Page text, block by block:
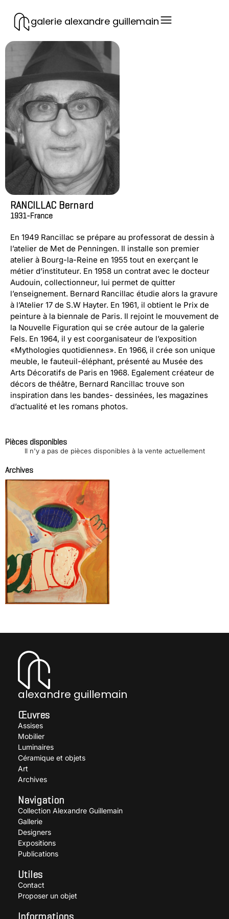
galerie alexandre guillemain
RANCILLAC Bernard
1931-France
En 1949 Rancillac se prépare au professorat de dessin à
l’atelier de Met de Penningen. Il installe son premier
atelier à Bourg-la-Reine en 1955 tout en exerçant le
métier d’instituteur. En 1958 un contrat avec le docteur
Audouin, collectionneur, lui permet de quitter
l’enseignement. Bernard Rancillac étudie alors la gravure
à l’Atelier 17 de S.W Hayter. En 1961, il obtient le Prix de
peinture à la biennale de Paris. Il rejoint le mouvement de
la Nouvelle Figuration qui se crée autour de la galerie
Fels. En 1964, il y est coorganisateur de l’exposition
«Mythologies quotidiennes». En 1966, il crée son unique
meuble, le fauteuil-éléphant, présenté au Musée des
Arts Décoratifs de Paris en 1968. Egalement créateur de
décors de théâtre, Bernard Rancillac trouve son
inspiration dans les bandes- dessinées, les magazines
d’actualité et les romans photos.
Pièces disponibles
Il n'y a pas de pièces disponibles à la vente actuellement
Archives
alexandre guillemain
Œuvres
Assises
Mobilier
Luminaires
Céramique et objets
Art
Archives
Navigation
Collection Alexandre Guillemain
Gallerie
Designers
Expositions
Publications
Utiles
Contact
Proposer un objet